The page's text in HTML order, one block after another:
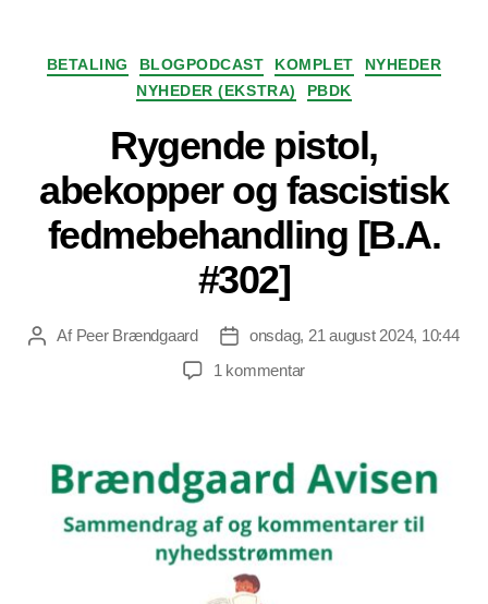
Kategorier
BETALING BLOGPODCAST KOMPLET
NYHEDER
NYHEDER (EKSTRA)
PBDK
Rygende pistol,
abekopper og fascistisk
fedmebehandling [B.A.
#302]
Indlægsforfatter
Af Peer Brændgaard Indlægsdato
onsdag, 21 august 2024, 10:44
1 kommentartil
og
fascistisk
fedmebehandling
[B.A.
#302]